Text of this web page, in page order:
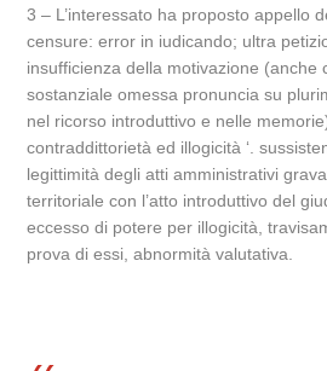
3 – L’interessato ha proposto appello
censure: error in iudicando; ultra
insufficienza della motivazione (anche
sostanziale omessa pronuncia su
nel ricorso introduttivo e nelle
contraddittorietà ed illogicità ‘.
legittimità degli atti amministrativi
territoriale con l’atto introduttivo del
eccesso di potere per illogicità,
prova di essi, abnormità valutativa.